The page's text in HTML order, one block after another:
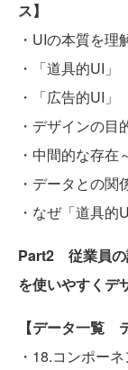
ス】
・UIの本質を理
・「道具的UI」
・「広告的UI」
・デザインの
・中間的な存在
・データとの関
・なぜ「道具
Part2 従業員の
を使いやすくデ
【データ一覧
・18.コンポー